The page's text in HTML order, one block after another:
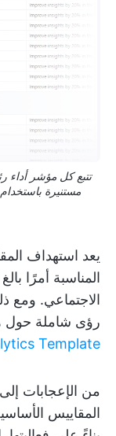
تتبع كل مؤشر أداء
مستنيرة
يعد استهداف
المناسبة أمرًا
الاجتماعي. ومع
رؤى شاملة حول
Template
من الإعجابات إلى
المقاييس